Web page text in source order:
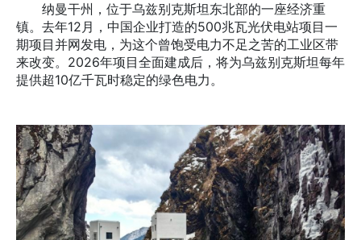
纳曼干州，位于乌兹别克斯坦东北部的一座经济重
镇。去年12月，中国企业打造的500兆瓦光伏电站项目一
期项目并网发电，为这个曾饱受电力不足之苦的工业区带
来改变。2026年项目全面建成后，将为乌兹别克斯坦每年
提供超10亿千瓦时稳定的绿色电力。